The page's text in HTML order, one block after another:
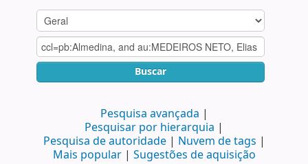
Buscar
Pesquisa avançada
Pesquisar por hierarquia
Pesquisa de autoridade
Nuvem de tags
Mais popular
Sugestões de aquisição